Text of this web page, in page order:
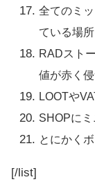
全てのミ
ている場
RADスト
値が赤く侵
LOOTや
SHOPに
とにかく
[/list]